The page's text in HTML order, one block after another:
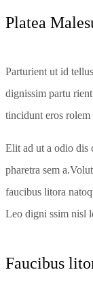
Platea
Parturient ut id
dignissim partu
tincidunt eros
Elit ad ut a odio dis
pharetra sem
faucibus litora
Leo digni ssim nisl
Faucibus